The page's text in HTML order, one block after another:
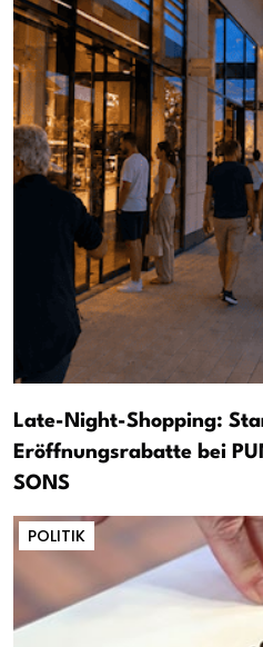
Late-Night-Shopping:
Eröffnungsrabatte bei
SONS
POLITIK